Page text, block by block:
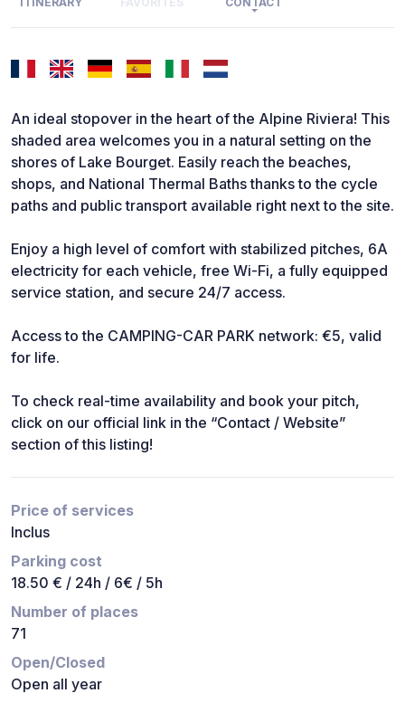
An ideal stopover in the heart of the Alpine Riviera! This
shaded area welcomes you in a natural setting on the
shores of Lake Bourget. Easily reach the beaches,
shops, and National Thermal Baths thanks to the cycle
paths and public transport available right next to the site.
Enjoy a high level of comfort with stabilized pitches, 6A
electricity for each vehicle, free Wi-Fi, a fully equipped
service station, and secure 24/7 access.
Access to the CAMPING-CAR PARK network: €5, valid
for life.
To check real-time availability and book your pitch,
click on our official link in the “Contact / Website”
section of this listing!
Price of services
Inclus
Parking cost
18.50 € / 24h / 6€ / 5h
Number of places
71
Open/Closed
Open all year